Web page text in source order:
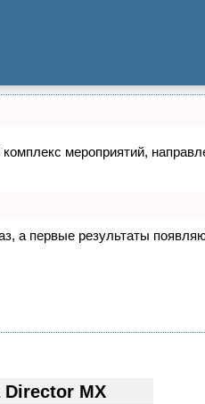
мероприятий,
а первые результаты
MX